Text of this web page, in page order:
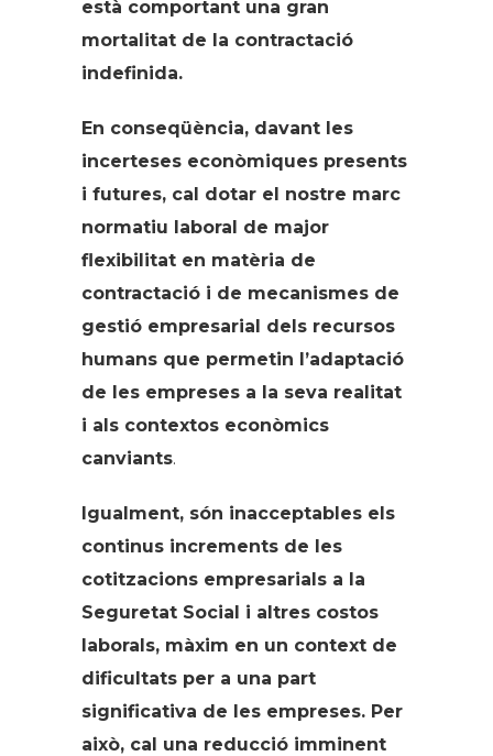
està comportant una gran
mortalitat de la contractació
indefinida.
En conseqüència, davant les
incerteses econòmiques presents
i futures, cal dotar el nostre marc
normatiu laboral de major
flexibilitat en matèria de
contractació i de mecanismes de
gestió empresarial dels recursos
humans que permetin l’adaptació
de les empreses a la seva realitat
i als contextos econòmics
canviants.
Igualment, són inacceptables els
continus increments de les
cotitzacions empresarials a la
Seguretat Social i altres costos
laborals, màxim en un context de
dificultats per a una part
significativa de les empreses. Per
això, cal una reducció imminent